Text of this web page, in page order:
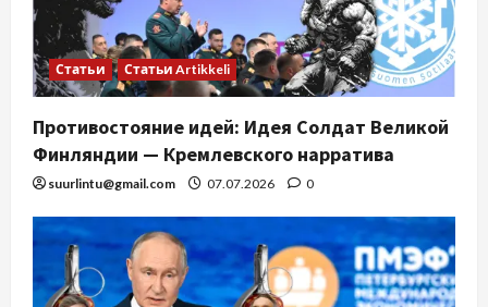
Статьи Статьи Artikkeli
Противостояние идей: Идея Солдат Великой
Финляндии — Кремлевского нарратива
suurlintu@gmail.com 07.07.2026 0